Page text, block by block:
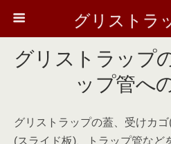
グリストラ
グリストラッ
ップ管へ
グリストラップの蓋、受けカ
(スライド板)、トラップ管など